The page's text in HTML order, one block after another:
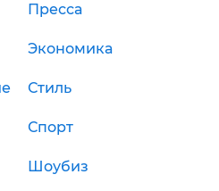
Пресса
Экономика
Стиль
Спорт
Шоубиз